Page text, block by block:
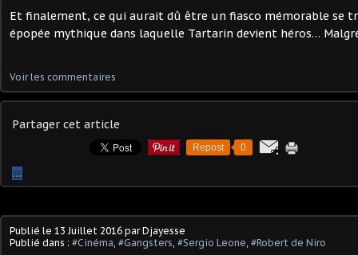
Et finalement, ce qui aurait dû être un fiasco mémorable se
épopée mythique dans laquelle Tartarin devient héros…
Voir les commentaires
Partager cet article
Repost 0
…
Publié le 13 Juillet 2016 par Djayesse
Publié dans : #Cinéma #Gangsters #Sergio Leone #Robert de Niro